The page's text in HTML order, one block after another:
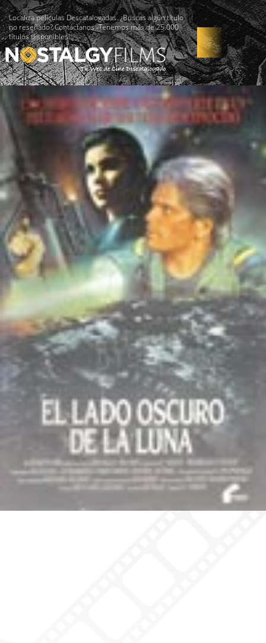
Localiza películas Descatalogadas. ¿Buscas algún título
no reseñado? Contáctanos -Tenemos más de 25.000
títulos disponibles!